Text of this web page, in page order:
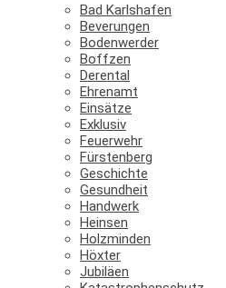
Bad Karlshafen
Beverungen
Bodenwerder
Boffzen
Derental
Ehrenamt
Einsätze
Exklusiv
Feuerwehr
Fürstenberg
Geschichte
Gesundheit
Handwerk
Heinsen
Holzminden
Höxter
Jubiläen